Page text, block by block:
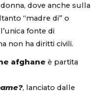
dove anche sulla
“madre di” o
fonte di
non ha diritti civili.
afghane è partita
, lanciato dalle